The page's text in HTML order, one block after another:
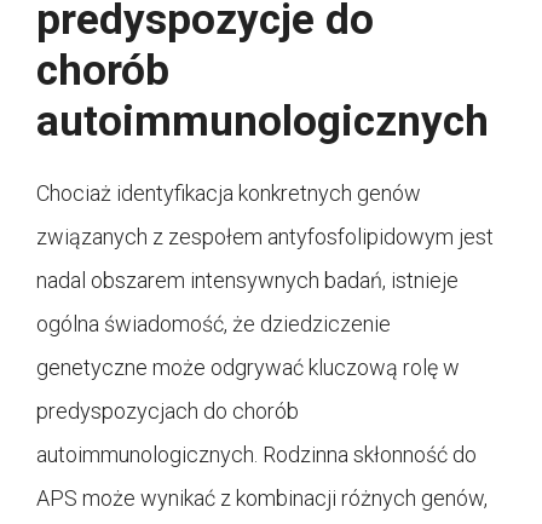
predyspozycje do
chorób
autoimmunologicznych
Chociaż identyfikacja konkretnych genów
związanych z zespołem antyfosfolipidowym jest
nadal obszarem intensywnych badań, istnieje
ogólna świadomość, że dziedziczenie
genetyczne może odgrywać kluczową rolę w
predyspozycjach do chorób
autoimmunologicznych. Rodzinna skłonność do
APS może wynikać z kombinacji różnych genów,